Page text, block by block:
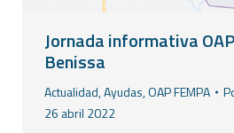
Jornada informativa
Benissa
Actualidad,Ayudas,OAP FEMPA
26 abril 2022